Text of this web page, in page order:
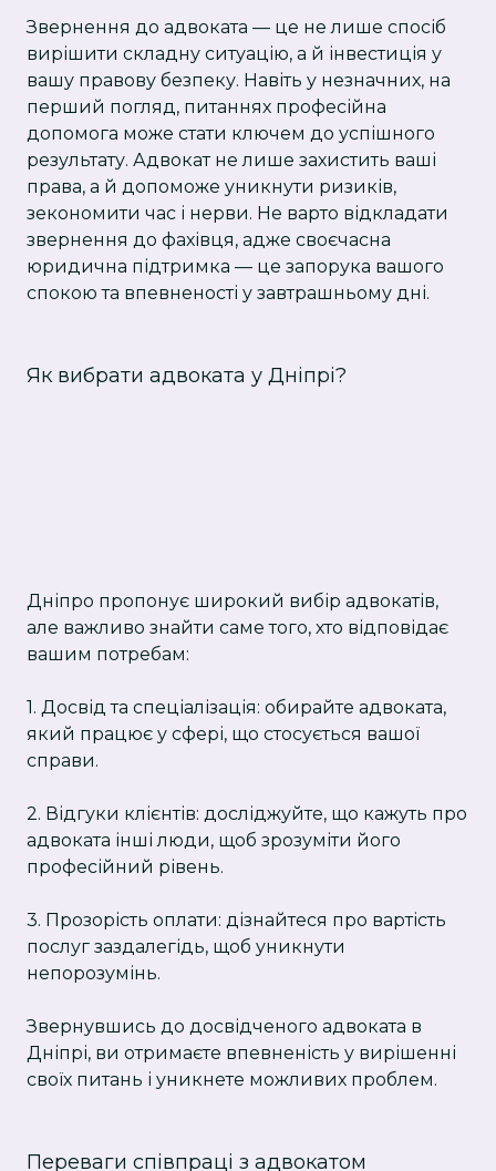
Звернення до адвоката — це не лише спосіб
вирішити складну ситуацію, а й інвестиція у
вашу правову безпеку. Навіть у незначних, на
перший погляд, питаннях професійна
допомога може стати ключем до успішного
результату. Адвокат не лише захистить ваші
права, а й допоможе уникнути ризиків,
зекономити час і нерви. Не варто відкладати
звернення до фахівця, адже своєчасна
юридична підтримка — це запорука вашого
спокою та впевненості у завтрашньому дні.
Як вибрати адвоката у Дніпрі?
Дніпро пропонує широкий вибір адвокатів,
але важливо знайти саме того, хто відповідає
вашим потребам:
1. Досвід та спеціалізація: обирайте адвоката,
який працює у сфері, що стосується вашої
справи.
2. Відгуки клієнтів: досліджуйте, що кажуть про
адвоката інші люди, щоб зрозуміти його
професійний рівень.
3. Прозорість оплати: дізнайтеся про вартість
послуг заздалегідь, щоб уникнути
непорозумінь.
Звернувшись до досвідченого адвоката в
Дніпрі, ви отримаєте впевненість у вирішенні
своїх питань і уникнете можливих проблем.
Переваги співпраці з адвокатом